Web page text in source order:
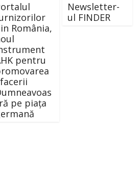
România,
pentru
pe piața
Newsletter-
ul FINDER